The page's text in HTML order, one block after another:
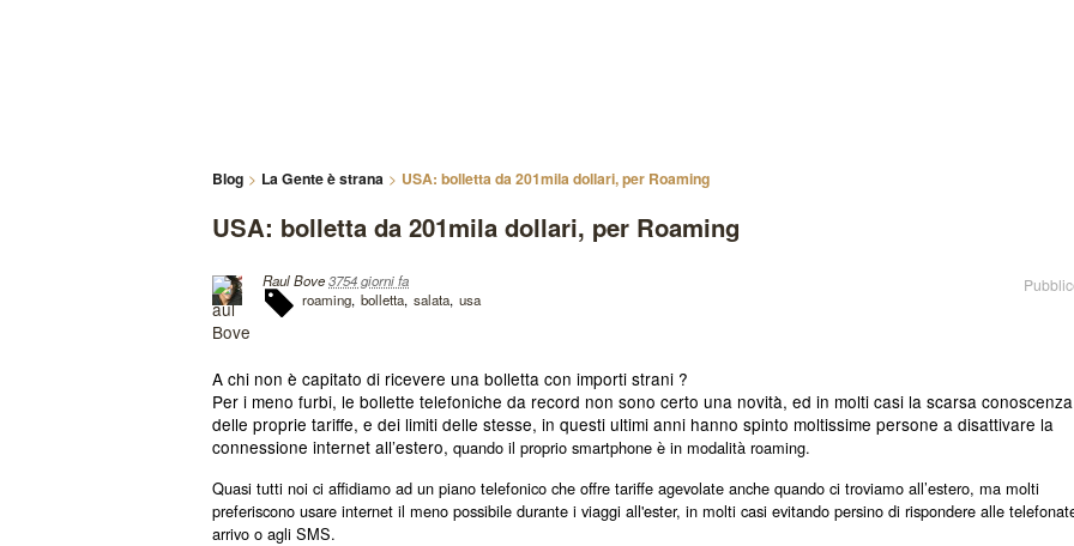
Blog La Gente è strana USA: bolletta da 201mila dollari, per Roaming
USA: bolletta da 201mila dollari, per Roaming
Raul Bove3754 giorni fa
roaming bolletta salata usa
A chi non è capitato di ricevere una bolletta con importi strani ?
Per i meno furbi, le bollette telefoniche da record non sono certo una novità, ed in molti casi la scarsa conoscenza
delle proprie tariffe, e dei limiti delle stesse, in questi ultimi anni hanno spinto moltissime persone a disattivare la
connessione internet all’estero, quando il proprio smartphone è in modalità roaming.
Quasi tutti noi ci affidiamo ad un piano telefonico che offre tariffe agevolate anche quando ci troviamo all’estero, ma molti
preferiscono usare internet il meno possibile durante i viaggi all'ester, in molti casi evitando persino di rispondere alle
arrivo o agli SMS.